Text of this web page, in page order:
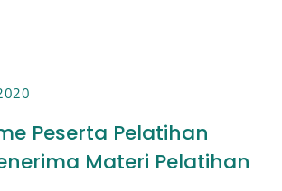
Peserta Pelatihan
Materi Pelatihan